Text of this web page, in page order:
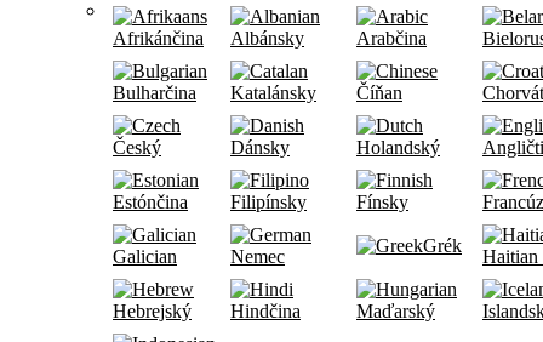
Afrikánčina Albánsky Arabčina
Bulharčina Katalánsky Číňan
Český Dánsky Holandský
Estónčina Filipínsky Fínsky
Galician Nemec
Grék
Haitian
Hebrejský Hindčina Maďarský